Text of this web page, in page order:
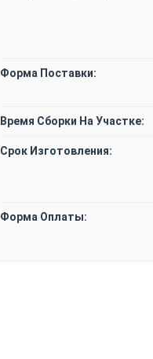
Форма Поставки:
Время Сборки На Участке:
Срок Изготовления:
Форма Оплаты: